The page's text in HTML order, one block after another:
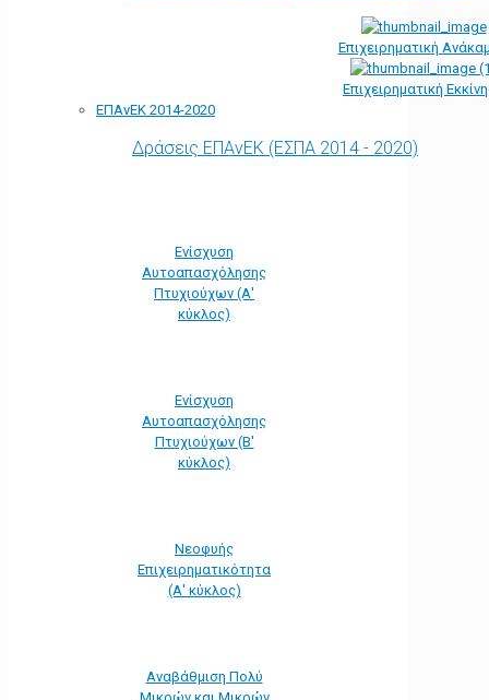
Επιχειρηματική
Επιχειρηματική
ΕΠΑνΕΚ 2014-2020
Δράσεις ΕΠΑνΕΚ (ΕΣΠΑ 2014 - 2020)
Ενίσχυση
Αυτοαπασχόλησης
Πτυχιούχων (Α'
κύκλος)
Ενίσχυση
Αυτοαπασχόλησης
Πτυχιούχων (Β'
κύκλος)
Νεοφυής
Επιχειρηματικότητα
(Α' κύκλος)
Αναβάθμιση Πολύ